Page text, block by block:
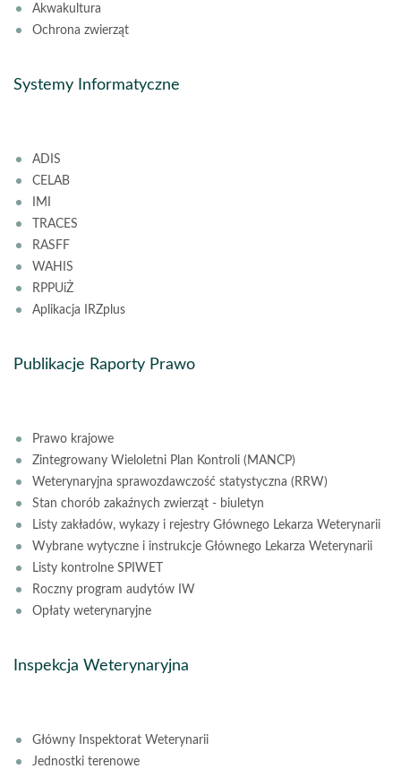
Akwakultura
Ochrona zwierząt
Systemy Informatyczne
ADIS
CELAB
IMI
TRACES
RASFF
WAHIS
RPPUiŻ
Aplikacja IRZplus
Publikacje Raporty Prawo
Prawo krajowe
Zintegrowany Wieloletni Plan Kontroli (MANCP)
Weterynaryjna sprawozdawczość statystyczna (RRW)
Stan chorób zakaźnych zwierząt - biuletyn
Listy zakładów, wykazy i rejestry Głównego Lekarza Weterynarii
Wybrane wytyczne i instrukcje Głównego Lekarza Weterynarii
Listy kontrolne SPIWET
Roczny program audytów IW
Opłaty weterynaryjne
Inspekcja Weterynaryjna
Główny Inspektorat Weterynarii
Jednostki terenowe